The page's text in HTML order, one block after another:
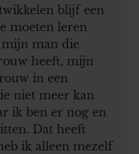
en analyse. Deze
met andere
of die ze hebben
van hun services. U
u onze website blijft
blijf een
moeten leren
man die
heeft, mijn
in een
niet meer kan
ik ben er nog en
Dat heeft
ik alleen mezelf